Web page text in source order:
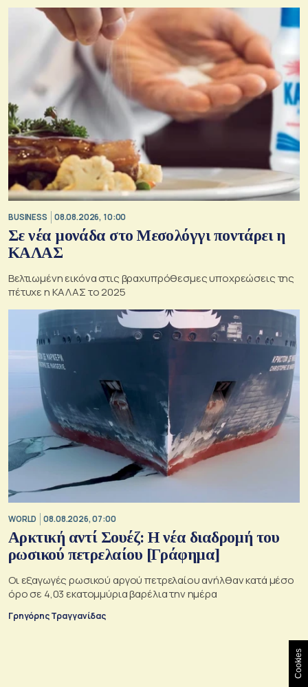
BUSINESS 08.08.2026, 10:00
Σε νέα μονάδα στο Μεσολόγγι ποντάρει η
ΚΑΛΑΣ
Βελτιωμένη εικόνα στις βραχυπρόθεσμες υποχρεώσεις της
πέτυχε η ΚΑΛΑΣ το 2025
WORLD 08.08.2026, 07:00
Αρκτική αντί Σουέζ: Η νέα διαδρομή του
ρωσικού πετρελαίου [Γράφημα]
Οι εξαγωγές ρωσικού αργού πετρελαίου ανήλθαν κατά μέσο
όρο σε 4,03 εκατομμύρια βαρέλια την ημέρα
Γρηγόρης Τραγγανίδας
Cookies